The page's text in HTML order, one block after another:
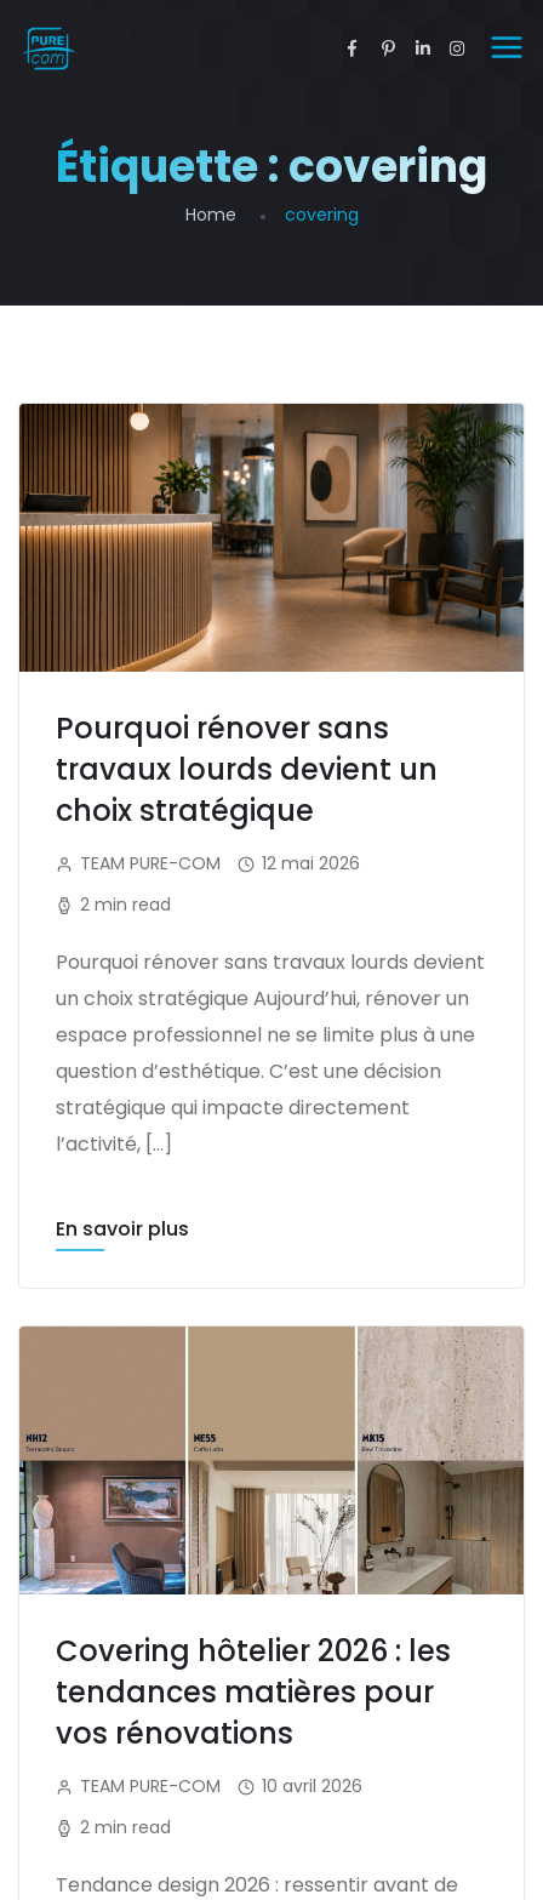
Étiquette :covering
Home covering
Pourquoi rénover sans
travaux lourds devient un
choix stratégique
TEAM PURE-COM
12 mai 2026
2 min read
Pourquoi rénover sans travaux lourds devient
un choix stratégique Aujourd’hui, rénover un
espace professionnel ne se limite plus à une
question d’esthétique. C’est une décision
stratégique qui impacte directement
l’activité, […]
En savoir plus
Covering hôtelier 2026 : les
tendances matières pour
vos rénovations
TEAM PURE-COM
10 avril 2026
2 min read
Tendance design 2026 : ressentir avant de